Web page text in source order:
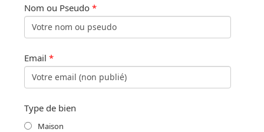
Nom ou Pseudo *
Email *
Type de bien
Maison